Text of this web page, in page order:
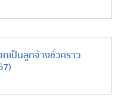
เป็นลูกจ้างชั่วคราว